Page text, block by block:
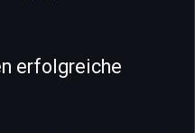
erfolgreiche